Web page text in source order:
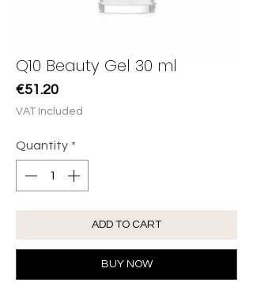
Q10 Beauty Gel 30 ml
€51.20Price
VAT Included
Quantity *
ADD TO CART
BUY NOW